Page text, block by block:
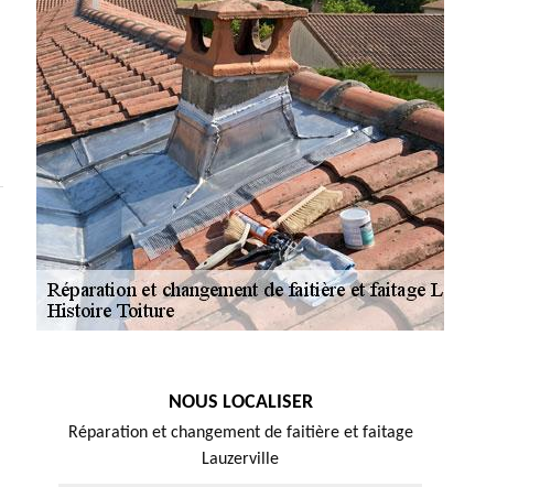
NOUS LOCALISER
Réparation et changement de faitière et faitage
Lauzerville